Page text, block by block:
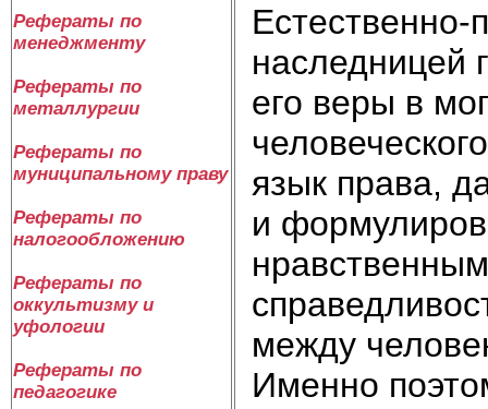
Рефераты по
менеджменту
Рефераты по
металлургии
Рефераты по
муниципальному праву
Рефераты по
налогообложению
Рефераты по
оккультизму и
уфологии
Рефераты по
педагогике
наследницей
его веры в
язык права,
и
между
Именно